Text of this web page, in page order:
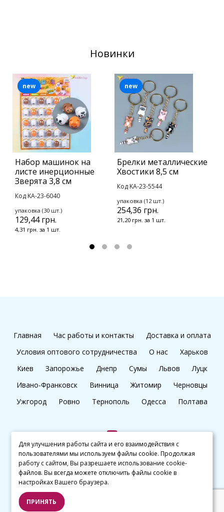
Новинки
Набор машинок на
листе инерционные
Зверята 3,8 см
Код KA-23-6040
упаковка (30 шт.)
129,44 грн.
4,31 грн. за 1 шт.
new
Брелки металлические
Хвостики 8,5 см
Код KA-23-5544
упаковка (12 шт.)
254,36 грн.
21,20 грн. за 1 шт.
new
Главная Час работы и контакты
Доставка и оплата
Условия оптового сотрудничества
О нас
Харьков
Киев
Запорожье Днепр Сумы Львов
Луцк
Ивано-Франковск
Винница Житомир
Черновцы
Ужгород
Ровно Тернополь Одесса Полтава
+38 (097) 045 65 77
© kalibri.top 2016–2026
Для улучшения работы сайта и его взаимодействия с
пользователями мы используем файлы cookie. Продолжая
работу с сайтом, Вы разрешаете использование cookie-
файлов. Вы всегда можете отключить файлы cookie в
настройках Вашего браузера.
ПРИНЯТЬ